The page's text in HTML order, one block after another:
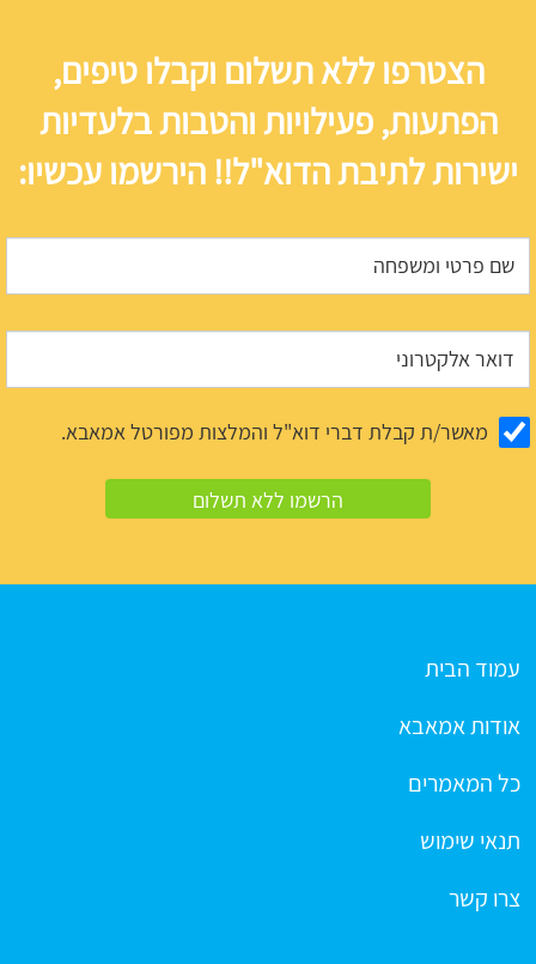
הצטרפו ללא תשלום וקבלו טיפים,
הפתעות, פעילויות והטבות בלעדיות
ישירות לתיבת הדוא"ל!! הירשמו עכשיו:
מאשר/ת קבלת דברי דוא"ל והמלצות מפורטל אמאבא.
עמוד הבית
אודות אמאבא
כל המאמרים
תנאי שימוש
צרו קשר